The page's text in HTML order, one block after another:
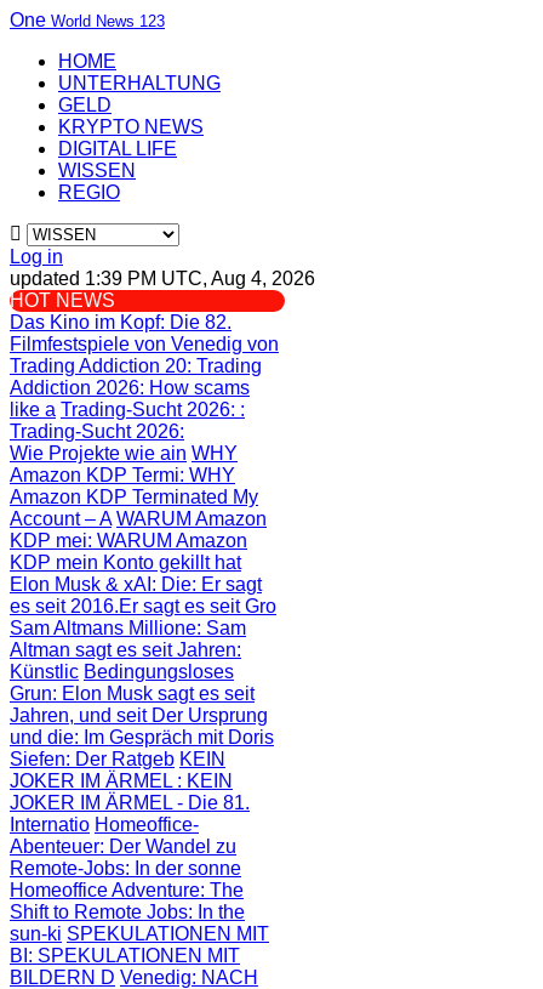
One World News 123
HOME
UNTERHALTUNG
GELD
KRYPTO NEWS
DIGITAL LIFE
WISSEN
REGIO
Log in
updated 1:39 PM UTC, Aug 4, 2026
HOT NEWS
Das Kino im Kopf: Die 82.
Filmfestspiele von Venedig von
Trading Addiction 20: Trading
Addiction 2026: How scams
like a Trading-Sucht 2026: :
Trading-Sucht 2026:
Wie Projekte wie ain WHY
Amazon KDP Termi: WHY
Amazon KDP Terminated My
Account – A WARUM Amazon
KDP mei: WARUM Amazon
KDP mein Konto gekillt hat
Elon Musk & xAI: Die: Er sagt
es seit 2016.Er sagt es seit Gro
Sam Altmans Millione: Sam
Altman sagt es seit Jahren:
Künstlic Bedingungsloses
Grun: Elon Musk sagt es seit
Jahren, und seit Der Ursprung
und die: Im Gespräch mit Doris
Siefen: Der Ratgeb KEIN
JOKER IM ÄRMEL : KEIN
JOKER IM ÄRMEL - Die 81.
Internatio Homeoffice-
Abenteuer: Der Wandel zu
Remote-Jobs: In der sonne
Homeoffice Adventure: The
Shift to Remote Jobs: In the
sun-ki SPEKULATIONEN MIT
BI : SPEKULATIONEN MIT
BILDERN D Venedig: NACH